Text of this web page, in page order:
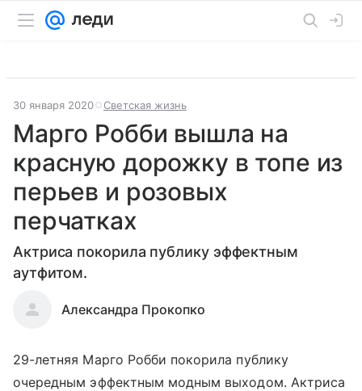
30 января 2020 Светская жизнь
Марго Робби вышла на
красную дорожку в топе из
перьев и розовых
перчатках
Актриса покорила публику эффектным
аутфитом.
Александра Прокопко
29-летняя Марго Робби покорила публику
очередным эффектным модным выходом. Актриса